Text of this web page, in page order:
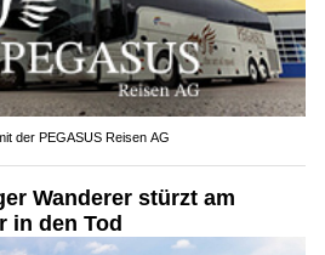
der PEGASUS Reisen AG
Wanderer stürzt am
in den Tod